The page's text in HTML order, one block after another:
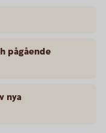
pågående
nya